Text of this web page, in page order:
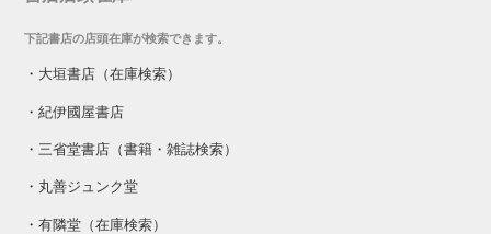
下記書店の店頭在庫が検索できます。
・ 大垣書店（在庫検索）
・紀伊國屋書店
・ 三省堂書店（書籍・雑誌検索）
・ 丸善ジュンク堂
・有隣堂（在庫検索）